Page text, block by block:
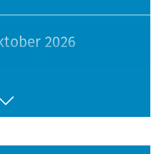
2026
2026